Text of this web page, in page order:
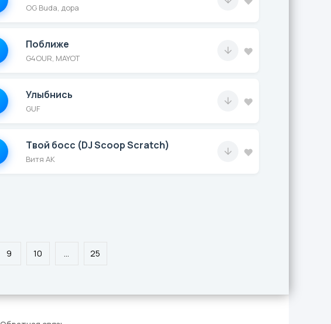
OG Buda, дора
Поближе
G4OUR, MAYOT
Улыбнись
GUF
Твой босс (DJ Scoop Scratch)
Витя АК
9 10 ... 25